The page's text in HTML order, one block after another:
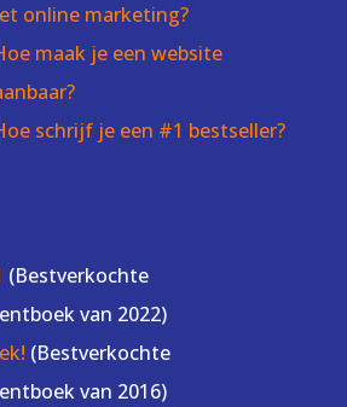
online marketing?
maak je een website
schrijf je een #1 bestseller?
(Bestverkochte
van 2022)
(Bestverkochte
van 2016)